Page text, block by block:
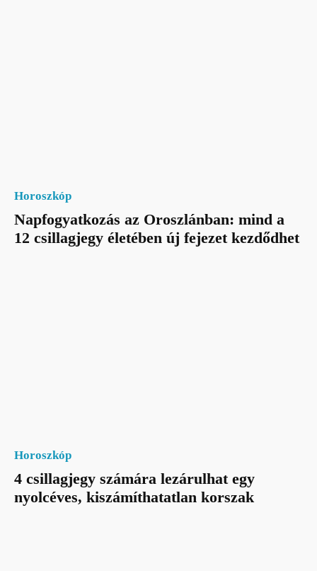
Horoszkóp
Napfogyatkozás az Oroszlánban: mind a
12 csillagjegy életében új fejezet kezdődhet
Horoszkóp
4 csillagjegy számára lezárulhat egy
nyolcéves, kiszámíthatatlan korszak